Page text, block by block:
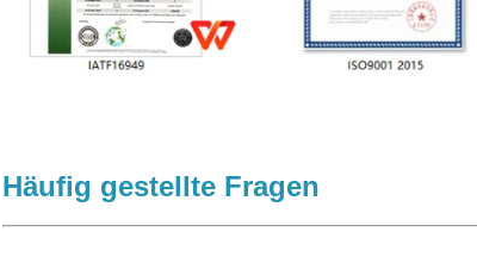
Häufig gestellte Fragen